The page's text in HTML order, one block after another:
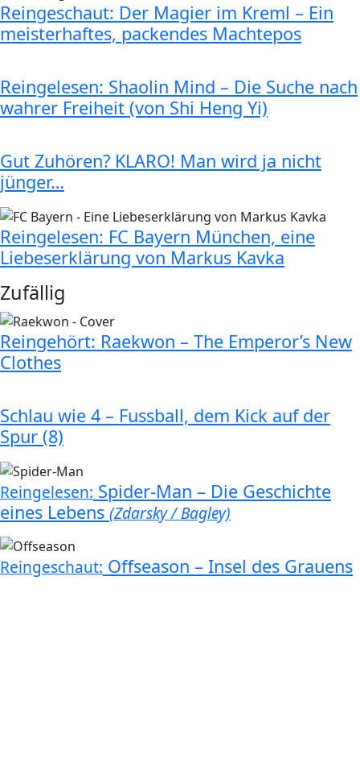
Reingeschaut: Der Magier im Kreml – Ein
meisterhaftes, packendes Machtepos
Reingelesen: Shaolin Mind – Die Suche nach
wahrer Freiheit (von Shi Heng Yi)
Gut Zuhören? KLARO! Man wird ja nicht
jünger…
Reingelesen: FC Bayern München, eine
Liebeserklärung von Markus Kavka
Zufällig
Reingehört: Raekwon – The Emperor’s New
Clothes
Schlau wie 4 – Fussball, dem Kick auf der
Spur (8)
Reingelesen: Spider-Man – Die Geschichte
eines Lebens (Zdarsky / Bagley)
Reingeschaut: Offseason – Insel des Grauens